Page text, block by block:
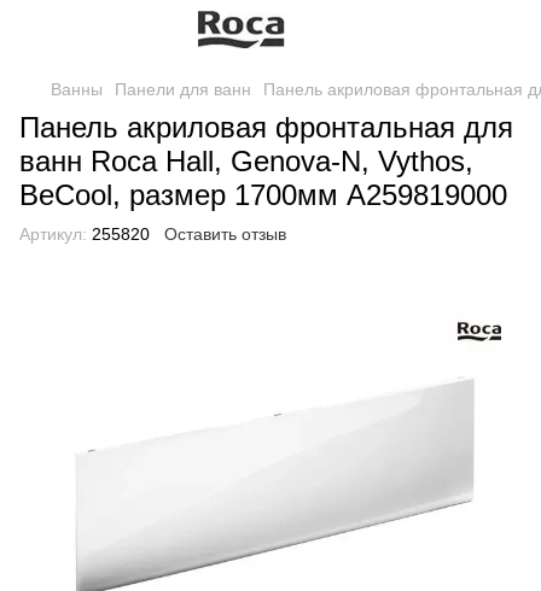
Ванны Панели для ванн Панель акриловая фронтальная
Панель акриловая фронтальная для
ванн Roca Hall, Genova-N, Vythos,
BeCool, размер 1700мм A259819000
Артикул: 255820 Оставить отзыв